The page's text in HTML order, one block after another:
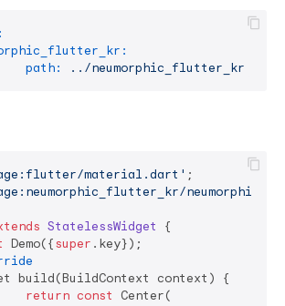
path:
../neumorphic_flutter_kr
material.dart'
StatelessWidget
{
Demo({super .key});
return const
Center(